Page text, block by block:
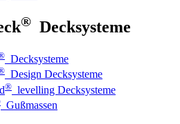
® Decksysteme
Decksysteme
Design Decksysteme
® levelling Decksysteme
Gußmassen